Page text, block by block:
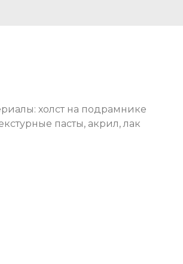
холст на подрамнике
пасты, акрил, лак